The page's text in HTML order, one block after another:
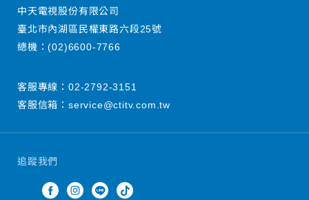
追蹤我們
中天電視股份有限公司
臺北市內湖區民權東路六段25號
總機：(02)6600-7766
客服專線： 02-2792-3151
客服信箱： service@ctitv.com.tw